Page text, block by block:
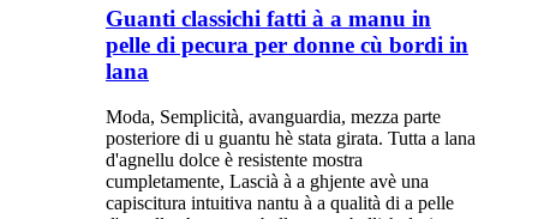
Guanti classichi fatti à a manu in
pelle di pecura per donne cù bordi in
lana
Moda, Semplicità, avanguardia, mezza parte
posteriore di u guantu hè stata girata. Tutta a lana
d'agnellu dolce è resistente mostra
cumpletamente, Lascià à a ghjente avè una
capiscitura intuitiva nantu à a qualità di a pelle